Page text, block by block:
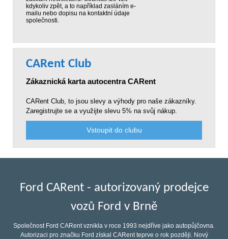
kdykoliv zpět, a to například zasláním e-
mailu nebo dopisu na kontaktní údaje
společnosti.
CARent Club
Zákaznická karta autocentra CARent
CARent Club, to jsou slevy a výhody pro naše zákazníky.
Zaregistrujte se a využijte slevu 5% na svůj nákup.
Vstoupit do clubu
Ford CARent - autorizovaný prodejce
vozů Ford v Brně
Společnost Ford CARent vznikla v roce 1993 nejdříve jako autopůjčovna.
Autorizaci pro značku Ford získal CARent teprve o rok později. Nový